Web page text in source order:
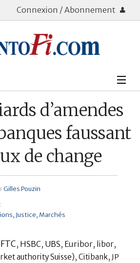
Connexion / Abonnement
d’amendes
faussant
de change
Gilles Pouzin
Justice Marchés
, HSBC, UBS, Euribor, libor,
authority Suisse), Citibank, JP